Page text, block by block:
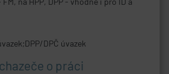
DPČ úvazek
o práci